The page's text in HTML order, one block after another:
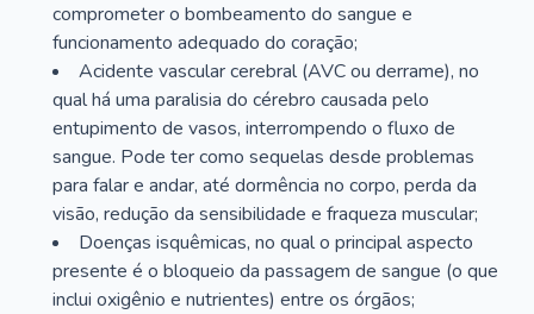
comprometer o bombeamento do sangue e
funcionamento adequado do coração;
Acidente vascular cerebral (AVC ou derrame), no
qual há uma paralisia do cérebro causada pelo
entupimento de vasos, interrompendo o fluxo de
sangue. Pode ter como sequelas desde problemas
para falar e andar, até dormência no corpo, perda da
visão, redução da sensibilidade e fraqueza muscular;
Doenças isquêmicas, no qual o principal aspecto
presente é o bloqueio da passagem de sangue (o que
inclui oxigênio e nutrientes) entre os órgãos;